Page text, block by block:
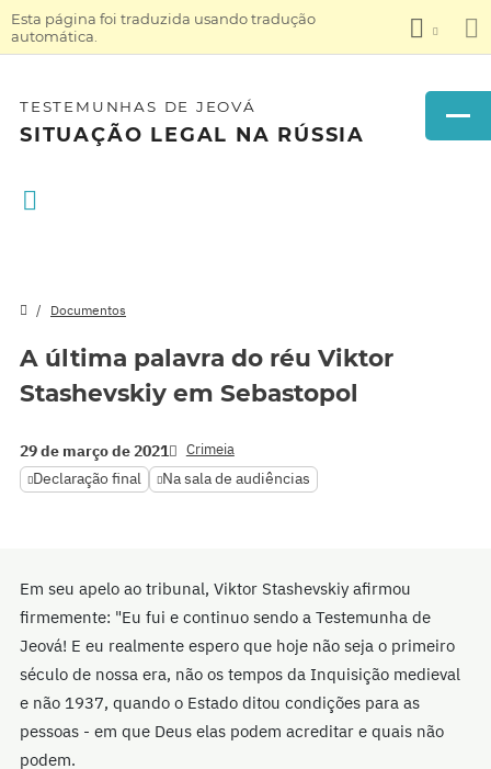
Esta página foi traduzida usando tradução
automática.
TESTEMUNHAS DE JEOVÁ
SITUAÇÃO LEGAL NA RÚSSIA
Documentos
A última palavra do réu Viktor
Stashevskiy em Sebastopol
29 de março de 2021 Crimeia
Declaração final Na sala de audiências
Em seu apelo ao tribunal, Viktor Stashevskiy afirmou
firmemente: "Eu fui e continuo sendo a Testemunha de
Jeová! E eu realmente espero que hoje não seja o primeiro
século de nossa era, não os tempos da Inquisição medieval
e não 1937, quando o Estado ditou condições para as
pessoas - em que Deus elas podem acreditar e quais não
podem.